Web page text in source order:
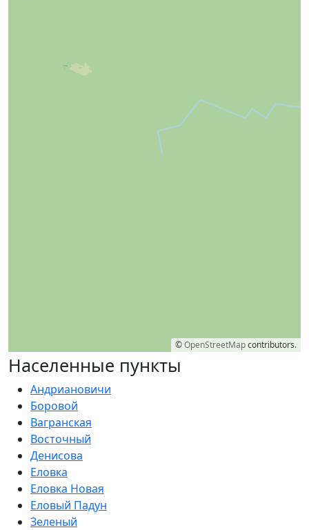
©OpenStreetMapcontributors.
Населенные пункты
Андриановичи
Боровой
Вагранская
Восточный
Денисова
Еловка
Еловка Новая
Еловый Падун
Зеленый